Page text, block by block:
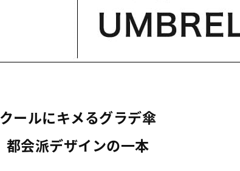
クールにキメるグラデ傘
都会派デザインの一本